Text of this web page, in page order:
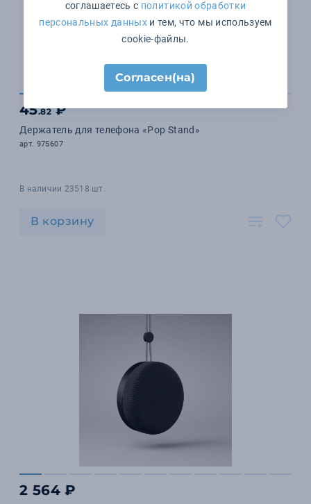
45.82₽
Держатель для телефона «Pop Stand»
арт. 975607
В наличии 23518 шт.
В корзину
2 564 ₽
соглашаетесь с политикой обработки
персональных данныхи тем, что мы используем
cookie-файлы.
Согласен(на)